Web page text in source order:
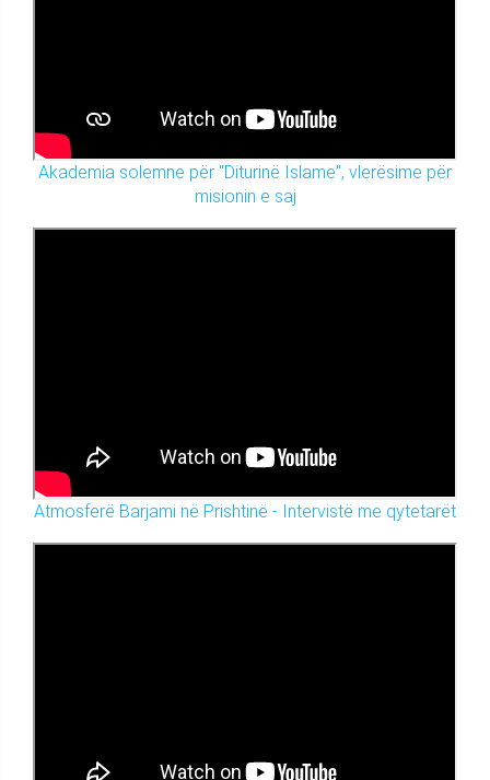
Akademia solemne për "Diturinë Islame", vlerësime për
misionin e saj
Atmosferë Barjami në Prishtinë - Intervistë me qytetarët